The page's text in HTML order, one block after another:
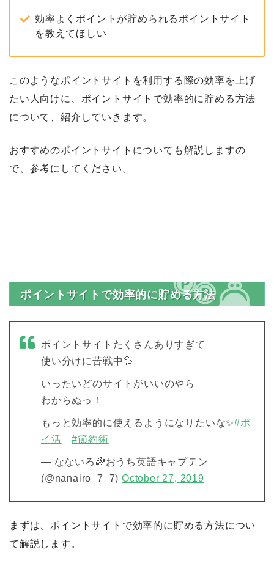
効率よくポイントが貯められるポイントサイト
を教えてほしい
このようなポイントサイトを利用する際の効率を上げ
たい人向けに、ポイントサイトで効率的に貯める方法
について、紹介していきます。
おすすめのポイントサイトについても解説しますの
で、参考にしてください。
ポイントサイトで効率的に貯める方法
ポイントサイトたくさんありすぎて
使い分けに苦戦中💦
いったいどのサイトがいいのやら
わからぬっ！
もっと効率的に使えるようになりたいな✨#ポ
イ活
#節約術
— なないろ🌈おうち英語キャプテン
(@nanairo_7_7)October 27, 2019
まずは、ポイントサイトで効率的に貯める方法につい
て解説します。